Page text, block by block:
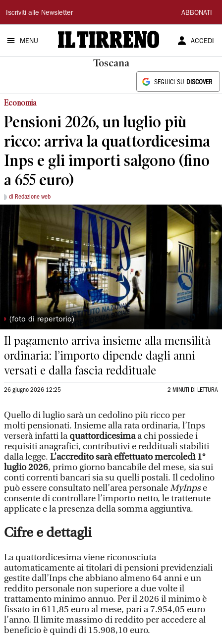
Il
Tirreno
Iscriviti alle Newsletter ABBONATI
MENU ACCEDI
Toscana
SEGUICI SU DISCOVER
Economia
Pensioni 2026, un luglio più
ricco: arriva la quattordicesima
Inps e gli importi salgono (fino
a 655 euro)
di Redazione web
◗ (foto di repertorio)
Il pagamento arriva insieme alla mensilità
ordinaria: l’importo dipende dagli anni
versati e dalla fascia reddituale
26 giugno 2026 12:25 2 MINUTI DI LETTURA
Quello di luglio sarà un cedolino più ricco per
molti pensionati. Insieme alla rata ordinaria, l’Inps
verserà infatti laquattordicesimaa chi possiede i
requisiti anagrafici, contributivi e reddituali stabiliti
dalla legge. L’accredito sarà effettuato mercoledì 1°
luglio 2026, primo giorno bancabile del mese, sia sui
conti correnti bancari sia su quelli postali. Il cedolino
può essere consultato nell’area personaleMyInpse
consente di controllare l’importo netto, le trattenute
applicate e la presenza della somma aggiuntiva.
Cifre e dettagli
La quattordicesima viene riconosciuta
automaticamente ai titolari di pensioni previdenziali
gestite dall’Inps che abbiano almeno 64 anni e un
reddito personale non superiore a due volte il
trattamento minimo annuo. Per il 2026 il minimo è
fissato in 611,85 euro al mese, pari a 7.954,05 euro
l’anno. Il limite massimo di reddito per accedere al
beneficio è quindi di 15.908,10 euro.